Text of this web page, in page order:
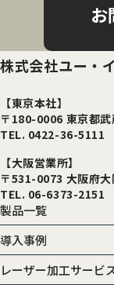
お
株式会社ユー・
【東京本社】
〒180-0006 東京都
TEL. 0422-36-5111
【大阪営業所】
〒531-0073 大阪府
TEL. 06-6373-2151
製品一覧
導入事例
レーザー加工サービ